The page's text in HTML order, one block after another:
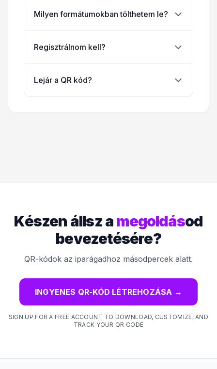
Milyen formátumokban tölthetem le?
Regisztrálnom kell?
Lejár a QR kód?
Készen állsz amegoldásod
bevezetésére?
QR-kódok az iparágadhoz másodpercek alatt.
INGYENES QR-KÓD LÉTREHOZÁSA →
SIGN UP FOR A FREE ACCOUNT TO DOWNLOAD, CUSTOMIZE, AND
TRACK YOUR QR CODE